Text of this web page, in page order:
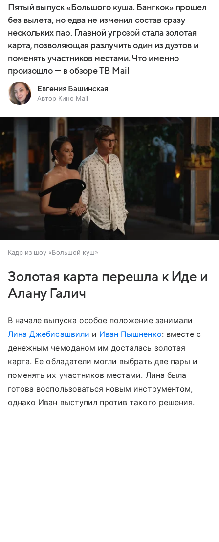
Пятый выпуск «Большого куша. Бангкок» прошел
без вылета, но едва не изменил состав сразу
нескольких пар. Главной угрозой стала золотая
карта, позволяющая разлучить один из дуэтов и
поменять участников местами. Что именно
произошло — в обзоре ТВ Mail
Евгения Башинская
Автор Кино Mail
Кадр из шоу «Большой куш»
Золотая карта перешла к Иде и
Алану Галич
В начале выпуска особое положение занимали
Лина Джебисашвили и Иван Пышненко: вместе с
денежным чемоданом им досталась золотая
карта. Ее обладатели могли выбрать две пары и
поменять их участников местами. Лина была
готова воспользоваться новым инструментом,
однако Иван выступил против такого решения.